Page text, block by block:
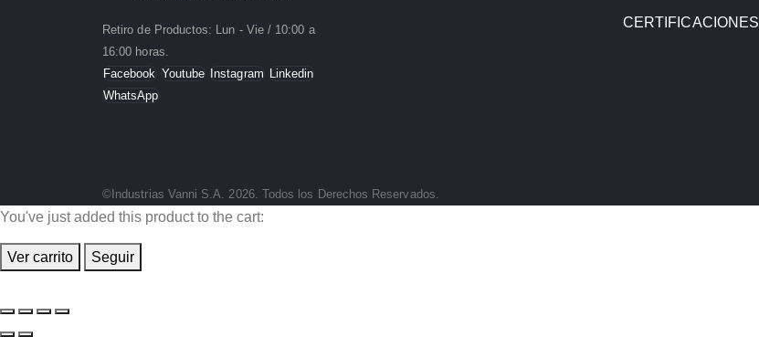
Retiro de Productos: Lun - Vie / 10:00 a
16:00 horas.
Facebook Youtube Instagram Linkedin
WhatsApp
CERTIFICACIONES
©Industrias Vanni S.A. 2026. Todos los Derechos Reservados.
You've just added this product to the cart:
Ver carrito Seguir